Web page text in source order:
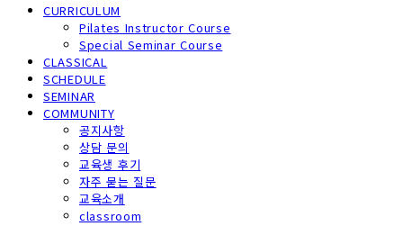
CURRICULUM
Pilates Instructor Course
Special Seminar Course
CLASSICAL
SCHEDULE
SEMINAR
COMMUNITY
공지사항
상담 문의
교육생 후기
자주 묻는 질문
교육소개
classroom